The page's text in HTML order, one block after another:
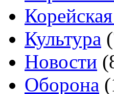
Культура
Новости
Оборона